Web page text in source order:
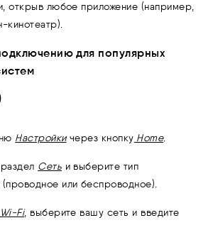
открыв любое приложение (например,
кинотеатр).
для популярных
Настройкичерез кнопку Home.
Сеть и выберите тип
или беспроводное).
Wi-Fi, выберите вашу сеть и введите